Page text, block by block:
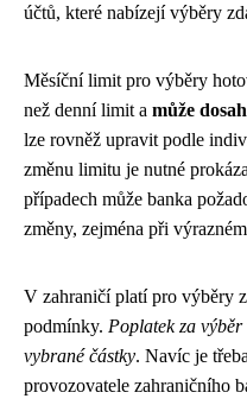
účtů, které nabízejí výběry
Měsíční limit pro výběry
než denní limit a může
lze rovněž upravit podle
změnu limitu je nutné
případech může banka
změny, zejména při
V zahraničí platí pro výběry
podmínky. Poplatek za
vybrané částky. Navíc je
provozovatele zahraničního